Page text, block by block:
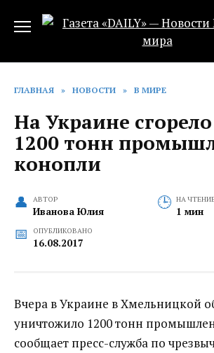
ГЛАВНАЯ » НОВОСТИ » В МИРЕ
На Украине
1200 тонн
конопли
АВТОР
Иванова Юлия
НА
1 мин
ОПУБЛИКОВАНО
16.08.2017
Вчера в Украине в Хмельницкой
уничтожило 1200 тонн
сообщает пресс-служба по